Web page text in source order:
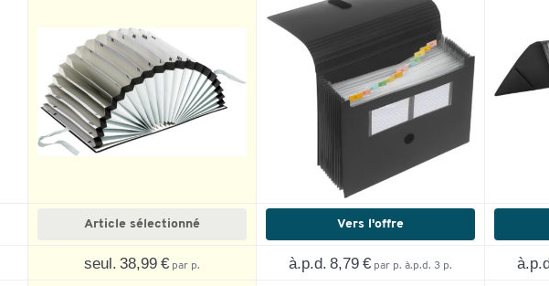
Article sélectionné Vers l'offre
seul. 38,99 € par p. à.p.d. 8,79 € par p. à.p.d. 3 p.